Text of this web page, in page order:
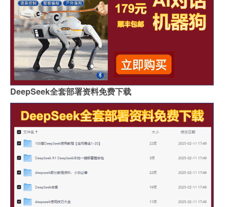
DeepSeek全套部署资料免费下载